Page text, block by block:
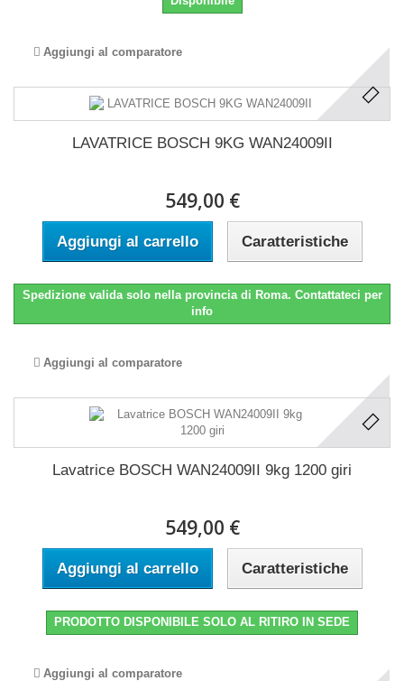
Aggiungi al comparatore
LAVATRICE BOSCH 9KG WAN24009II
549,00 €
Aggiungi al carrello Caratteristiche
Spedizione valida solo nella provincia di Roma. Contattateci per
info
Aggiungi al comparatore
Lavatrice BOSCH WAN24009II 9kg 1200 giri
549,00 €
Aggiungi al carrello Caratteristiche
PRODOTTO DISPONIBILE SOLO AL RITIRO IN SEDE
Aggiungi al comparatore